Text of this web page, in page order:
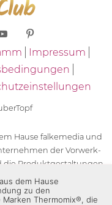
Impressum
Hause falkemedia und
der Vorwerk-
die Produktgestaltungen
der Unternehmen
die Zeichen TM5®,
dem Hause
zu den
Thermomix®, die